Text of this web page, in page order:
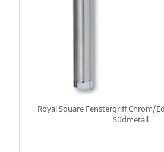
Royal Square Fenstergriff Chrom/
Südmetall